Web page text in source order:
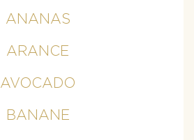
ANANAS
ARANCE
AVOCADO
BANANE